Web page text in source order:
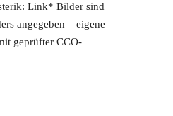
Link* Bilder sind
angegeben – eigene
geprüfter CCO-